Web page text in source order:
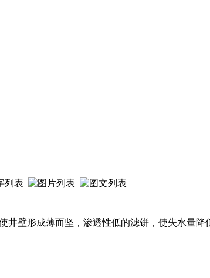
井壁形成薄而坚，渗透性低的滤饼，使失水量